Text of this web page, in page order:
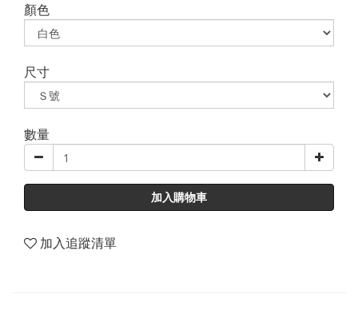
顏色
尺寸
數量
加入購物車
加入追蹤清單